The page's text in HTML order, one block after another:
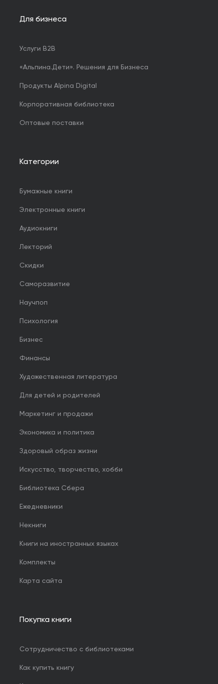
Для бизнеса
Услуги B2B
«Альпина.Дети». Решения для Бизнеса
Продукты Alpina Digital
Корпоративная библиотека
Оптовые поставки
Категории
Бумажные книги
Электронные книги
Аудиокниги
Лекторий
Скидки
Саморазвитие
Научпоп
Психология
Бизнес
Финансы
Художественная литература
Для детей и родителей
Маркетинг и продажи
Экономика и политика
Здоровый образ жизни
Искусство, творчество, хобби
Библиотека Сбера
Ежедневники
Некниги
Книги на иностранных языках
Комплекты
Карта сайта
Покупка книги
Сотрудничество с библиотеками
Как купить книгу